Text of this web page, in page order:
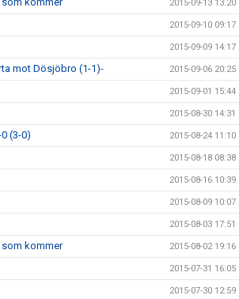
2015-09-13 13:20
2015-09-10 09:17
2015-09-09 14:17
mot Dösjöbro (1-1)- 2015-09-06 20:25
2015-09-01 15:44
2015-08-30 14:31
(3-0) 2015-08-24 11:10
2015-08-18 08:38
2015-08-16 10:39
2015-08-09 10:07
2015-08-03 17:51
som kommer 2015-08-02 19:16
2015-07-31 16:05
2015-07-30 12:59